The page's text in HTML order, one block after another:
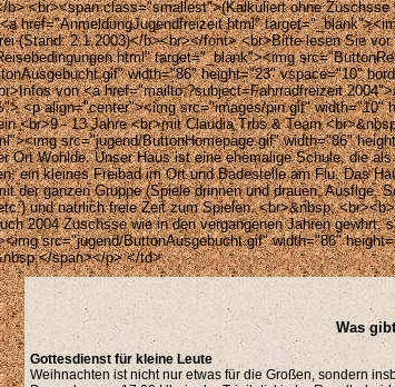
<br><span class="smallest">(Kalkuliert ohne
href="AnmeldungJugendfreizeit.html"
(Stand: 2.1.2003)</b><br></font> <br>Bitte lesen Sie
target="_blank"><img
width="86" height="23" vspace="10"
von <a href="mailto:?subject=Fahrradfreizeit
<p align="center"><img src="images/pin.gif"
<br>9 - 13 Jahre <br>mit Claudia Trbs & Team
src="jugend/ButtonHomepage.gif" width="86"
Ort Wohlde. Unser Haus ist eine ehemalige Schule, die
ein kleines Freibad im Ort und Badestelle am Flu. Das
der ganzen Gruppe (Spiele drinnen und drauen,
und natrlich freie Zeit zum Spielen. <br>&nbsp;
2004 Zuschsse wie in den vergangenen Jahren gewhrt,
src="jugend/ButtonAusgebucht.gif" width="86"
span></p> </td>
Was
Gottesdienst für kleine Leute
Weihnachten ist nicht nur etwas für die Großen, sondern